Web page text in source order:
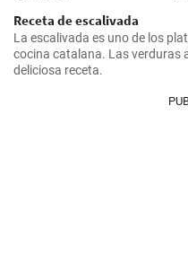
Receta de escalivada
La escalivada es uno de los
cocina catalana. Las verduras
deliciosa receta.